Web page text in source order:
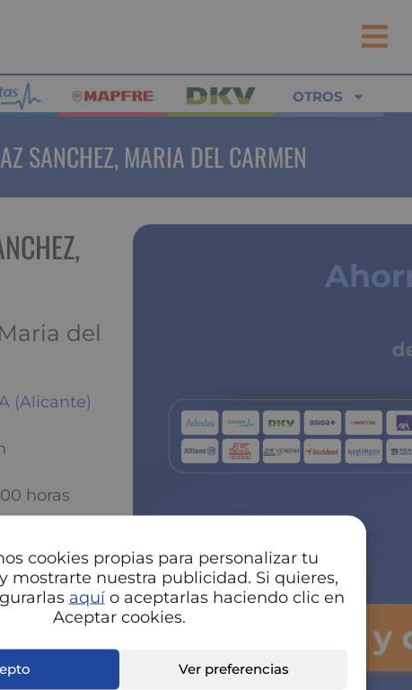
cookies propias para personalizar tu
mostrarte nuestra publicidad. Si quieres,
aquío aceptarlas haciendo clic en
Aceptar cookies.
Ver preferencias
OTROS
SANCHEZ, MARIA DEL CARMEN
del
(Alicante)
horas
Pulsa